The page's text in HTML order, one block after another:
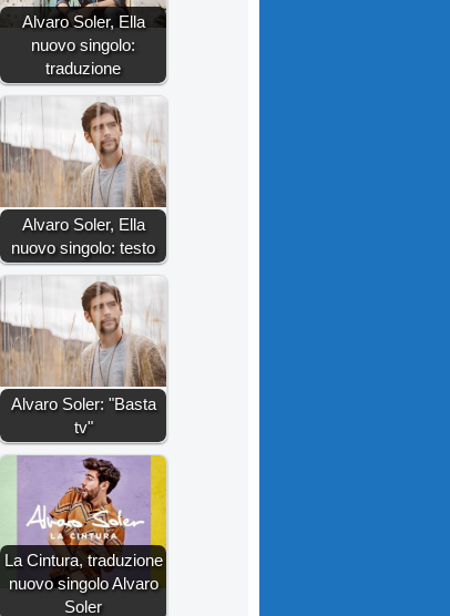
Alvaro Soler, Ella
nuovo singolo:
traduzione
Alvaro Soler, Ella
nuovo singolo: testo
Alvaro Soler: "Basta
tv"
La Cintura, traduzione
nuovo singolo Alvaro
Soler